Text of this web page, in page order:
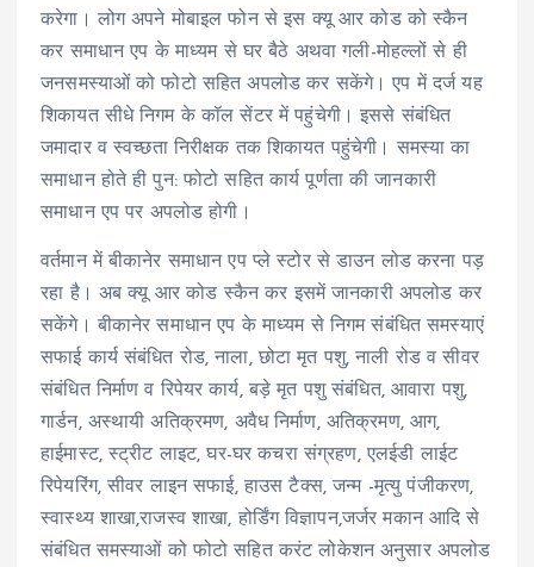
करेगा। लोग अपने मोबाइल फोन से इस क्यू आर कोड को स्कैन
कर समाधान एप के माध्यम से घर बैठे अथवा गली-मोहल्लों से ही
जनसमस्याओं को फोटो सहित अपलोड कर सकेंगे। एप में दर्ज यह
शिकायत सीधे निगम के कॉल सेंटर में पहुंचेगी। इससे संबंधित
जमादार व स्वच्छता निरीक्षक तक शिकायत पहुंचेगी। समस्या का
समाधान होते ही पुन: फोटो सहित कार्य पूर्णता की जानकारी
समाधान एप पर अपलोड होगी।
वर्तमान में बीकानेर समाधान एप प्ले स्टोर से डाउन लोड करना पड़
रहा है। अब क्यू आर कोड स्कैन कर इसमें जानकारी अपलोड कर
सकेंगे। बीकानेर समाधान एप के माध्यम से निगम संबंधित समस्याएं
सफाई कार्य संबंधित रोड, नाला, छोटा मृत पशु, नाली रोड व सीवर
संबंधित निर्माण व रिपेयर कार्य, बड़े मृत पशु संबंधित, आवारा पशु,
गार्डन, अस्थायी अतिक्रमण, अवैध निर्माण, अतिक्रमण, आग,
हाईमास्ट, स्ट्रीट लाइट, घर-घर कचरा संग्रहण, एलईडी लाईट
रिपेयरिंग, सीवर लाइन सफाई, हाउस टैक्स, जन्म -मृत्यु पंजीकरण,
स्वास्थ्य शाखा,राजस्व शाखा, होर्डिंग विज्ञापन,जर्जर मकान आदि से
संबंधित समस्याओं को फोटो सहित करंट लोकेशन अनुसार अपलोड